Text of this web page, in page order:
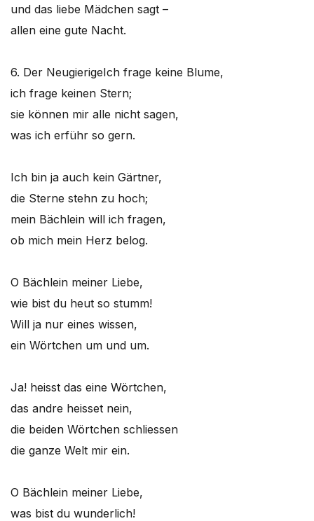
und das liebe Mädchen sagt –
allen eine gute Nacht.
6. Der NeugierigeIch frage keine Blume,
ich frage keinen Stern;
sie können mir alle nicht sagen,
was ich erführ so gern.
Ich bin ja auch kein Gärtner,
die Sterne stehn zu hoch;
mein Bächlein will ich fragen,
ob mich mein Herz belog.
O Bächlein meiner Liebe,
wie bist du heut so stumm!
Will ja nur eines wissen,
ein Wörtchen um und um.
Ja! heisst das eine Wörtchen,
das andre heisset nein,
die beiden Wörtchen schliessen
die ganze Welt mir ein.
O Bächlein meiner Liebe,
was bist du wunderlich!